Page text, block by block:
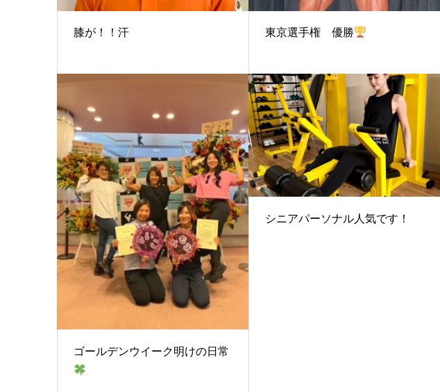
膝が！！汗 東京選手権 優勝
ゴールデンウイーク明けの日常
シニアパーソナル人気です！